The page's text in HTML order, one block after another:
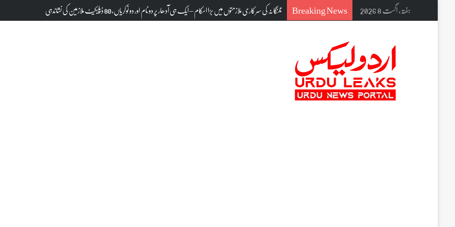
ہفتہ, اگست 8 2026 Breaking News تلنگانہ کی سرکاری ملازمتوں میں بڑا اسکام – ایک ہی آدھار پر دو نام اور دو نوکریاں، 80 ڈپلیکیٹ ملازمین کی نشاندہی